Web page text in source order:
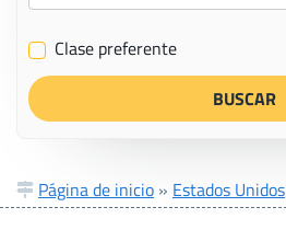
✔ Clase preferente
Página de inicio » Estados Unidos